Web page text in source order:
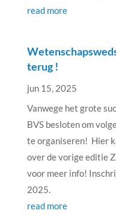
read more
terug !
jun 15, 2025
Vanwege het grote
BVS besloten om
te organiseren! Hier
over de vorige editie
voor meer info!
2025.
read more